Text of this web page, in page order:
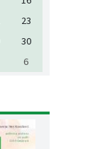
23
30
6